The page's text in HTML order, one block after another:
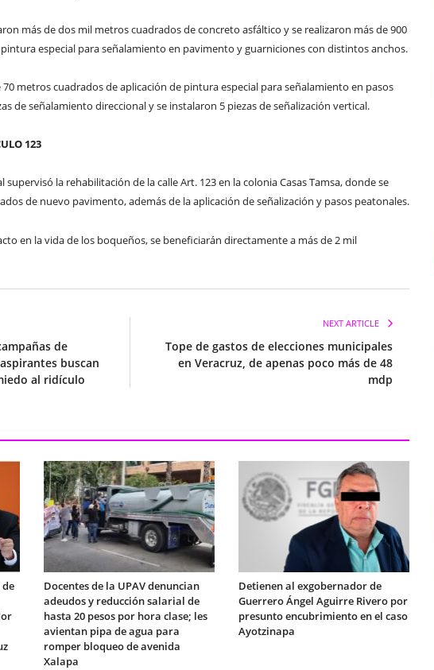
más de dos mil metros cuadrados de concreto asfáltico y se realizaron más de 900
especial para señalamiento en pavimento y guarniciones con distintos anchos.
metros cuadrados de aplicación de pintura especial para señalamiento en pasos
de señalamiento direccional y se instalaron 5 piezas de señalización vertical.
123
supervisó la rehabilitación de la calle Art. 123 en la colonia Casas Tamsa, donde se
de nuevo pavimento, además de la aplicación de señalización y pasos peatonales.
en la vida de los boqueños, se beneficiarán directamente a más de 2 mil
de
buscan
al ridículo
NEXT ARTICLE
Tope de gastos de elecciones municipales
en Veracruz, de apenas poco más de 48
mdp
Docentes de la UPAV denuncian
adeudos y reducción salarial de
hasta 20 pesos por hora clase; les
avientan pipa de agua para
romper bloqueo de avenida
Xalapa
Detienen al exgobernador de
Guerrero Ángel Aguirre Rivero por
presunto encubrimiento en el caso
Ayotzinapa